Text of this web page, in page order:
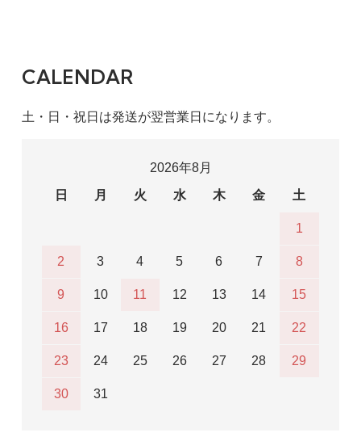
CALENDAR
土・日・祝日は発送が翌営業日になります。
2026年8月
日
月 火 水 木 金 土
1
2 3 4 5 6 7 8
9 10 11 12 13 14 15
16 17 18 19 20 21 22
23 24 25 26 27 28 29
30 31